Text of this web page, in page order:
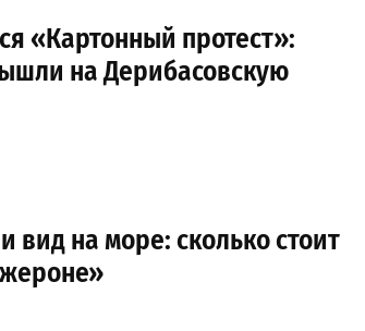
«Картонный протест»:
на Дерибасовскую
вид на море: сколько стоит